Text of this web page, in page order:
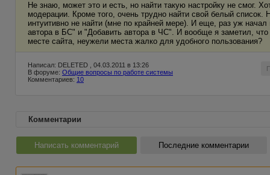
Не знаю, может это и есть, но найти такую настройку не смог.
модерации. Кроме того, очень трудно найти свой белый
интуитивно не найти (мне по крайней мере). И еще, раз уж
автора в БС" и "Добавить автора в ЧС". И вообще я заметил,
месте сайта, неужели места жалко для удобного пользования?
Написал: DELETED , 04.03.2011 в 13:26
В форуме: Общие вопросы по работе системы
Комментариев: 10
Комментарии
Написать комментарий Последние комментарии